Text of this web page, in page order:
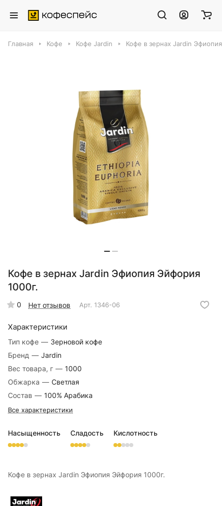
Главная Кофе Кофе Jardin Кофе в зернах Jardin
Кофе в зернах Jardin Эфиопия Эйфория
1000г.
0 Нет отзывов Арт. 1346-06
Характеристики
Тип кофе — Зерновой кофе
Бренд — Jardin
Вес товара, г — 1000
Обжарка — Светлая
Состав — 100% Арабика
Все характеристики
Насыщенность Сладость Кислотность
Кофе в зернах Jardin Эфиопия Эйфория 1000г.